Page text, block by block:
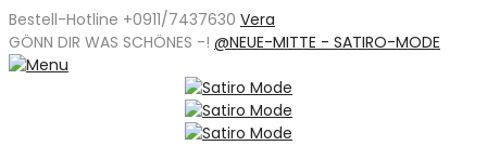
Bestell-Hotline +0911/7437630 Vera
GÖNN DIR WAS SCHÖNES -! @NEUE-MITTE - SATIRO-MODE